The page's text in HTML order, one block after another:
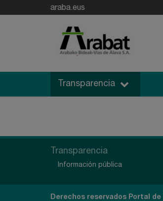
araba.eus
Transparencia
Transparencia
Información pública
Derechos reservados Portal